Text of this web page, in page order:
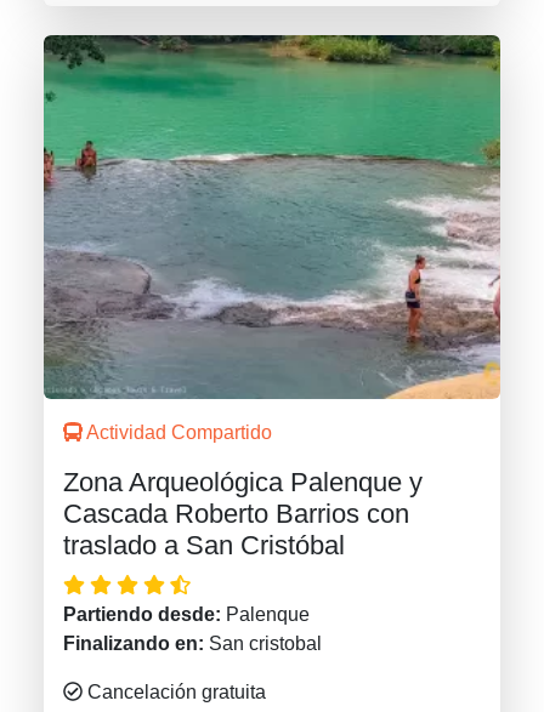
Actividad Compartido
Zona Arqueológica Palenque y
Cascada Roberto Barrios con
traslado a San Cristóbal
Partiendo desde: Palenque
Finalizando en: San cristobal
Cancelación gratuita